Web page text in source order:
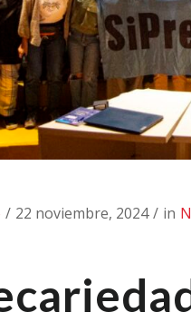
/ 22 noviembre, 2024 / in